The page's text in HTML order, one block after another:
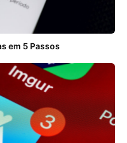
em 5 Passos